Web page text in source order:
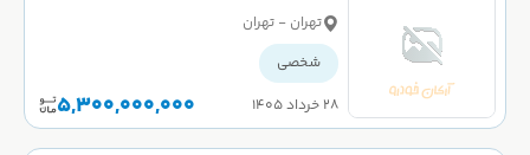
تهران - تهران
شخصی
۲۸ خرداد ۱۴۰۵
5,300,000,000